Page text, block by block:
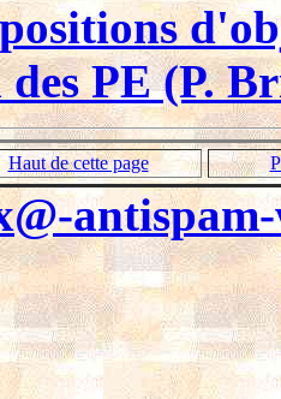
PE (P.
Haut de cette page